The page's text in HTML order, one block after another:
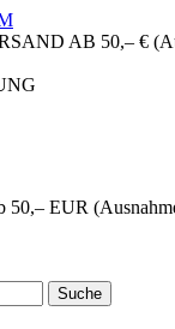
AB 50,– €
50,– EUR
Suche